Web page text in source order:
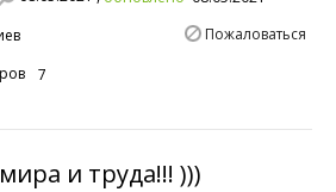
Пожаловаться
7
и труда!!! )))